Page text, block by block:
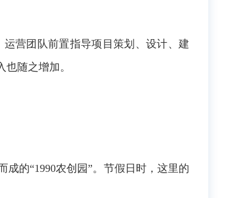
营团队前置指导项目策划、设计、建
随之增加。
的“1990农创园”。节假日时，这里的